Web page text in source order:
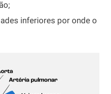
inferiores por onde o